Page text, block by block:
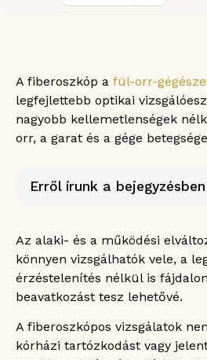
A fiberoszkóp a fül-orr-
legfejlettebb optikai
nagyobb kellemetlenségek
orr, a garat és a gége
Erről írunk a bejegyzésben
Hogyan zajlanak a
Anamnézis
Fiberoszkópos vizsgálat
Az alaki- és a működési
könnyen vizsgálhatók vele, a
érzéstelenítés nélkül is
beavatkozást tesz lehetővé.
A fiberoszkópos vizsgálatok
kórházi tartózkodást vagy